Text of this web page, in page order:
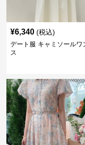
¥6,340 (税込)
デート服 キャミソールワ
ス